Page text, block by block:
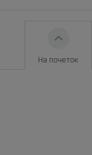
На почеток